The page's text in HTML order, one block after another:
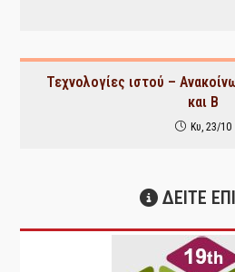
Τεχνολογίες ιστού –
και Β
Κυ, 23/10
ΔΕΙΤΕ